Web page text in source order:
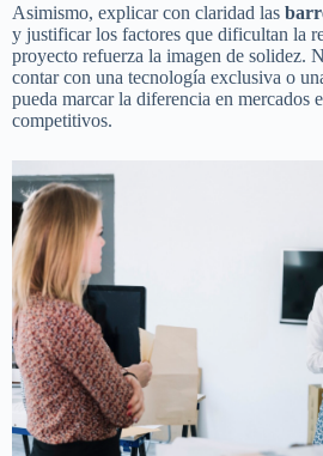
Asimismo, explicar con claridad las
y justificar los factores que dificultan la
proyecto refuerza la imagen de solidez.
contar con una tecnología exclusiva o
pueda marcar la diferencia en mercados
competitivos.